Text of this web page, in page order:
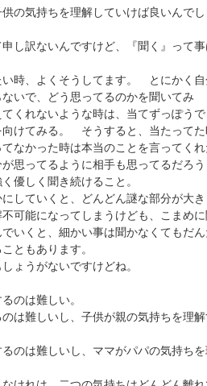
の気持ちを理解していけば良いんで
し訳ないんですけど、『聞く』って
い時、よくそうしてます。 とにかく
いで、どう思ってるのかを聞いてみ
くれないような時は、当てずっぽうで
けてみる。 そうすると、当たってた
なかった時は本当のことを言ってく
思ってるように相手も思ってるだろ
優しく聞き続けること。
していくと、どんどん謎な部分が大
可能になってしまうけども、こまめ
いくと、細かい事は聞かなくてもだ
ともあります。
ょうがないですけどね。
のは難しい。
は難しいし、子供が親の気持ちを理
のは難しいし、ママがパパの気持ち